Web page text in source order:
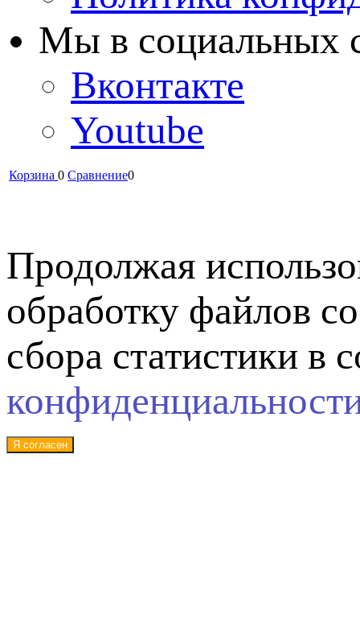
Мы в cоциальных
Вконтакте
Youtube
Корзина 0 Сравнение0
Продолжая
обработку файлов
сбора статистики в
Я согласен